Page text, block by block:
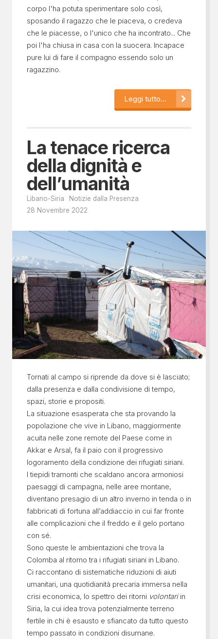
corpo l'ha potuta sperimentare solo così,
sposando il ragazzo che le piaceva, o credeva
che le piacesse, o l'unico che ha incontrato... Che
poi l'ha chiusa in casa con la suocera. Incapace
pure lui di fare il compagno essendo solo un
ragazzino.
Leggi tutto...
La tenace ricerca
della dignità e
dell’umanità
Libano-Siria
Notizie dalla Presenza
28 Novembre 2022
Tornati al campo si riprende da dove si è lasciato;
dalla presenza e dalla condivisione di tempo,
spazi, storie e propositi.
La situazione esasperata che sta provando la
popolazione che vive in Libano, maggiormente
acuita nelle zone remote del Paese come in
Akkar e Arsal, fa il paio con il progressivo
logoramento della condizione dei rifugiati siriani.
I tiepidi tramonti che scaldano ancora armoniosi
paesaggi di campagna, nelle aree montane,
diventano presagio di un altro inverno in tenda o in
fabbricati di fortuna all’addiaccio in cui far fronte
alle complicazioni che il freddo e il gelo portano
con sé.
Sono queste le ambientazioni che trova la
Colomba al ritorno tra i rifugiati siriani in Libano.
Ci raccontano di sistematiche riduzioni di aiuti
umanitari, una quotidianità precaria immersa nella
crisi economica, lo spettro dei ritorni volontariin
Siria, la cui idea trova potenzialmente terreno
fertile in chi è esausto e sfiancato da tutto questo
tempo passato in condizioni disumane.